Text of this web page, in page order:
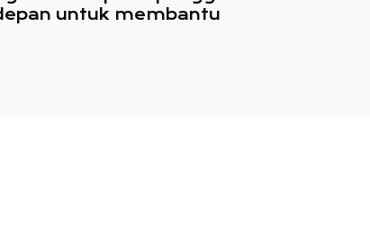
untuk membantu